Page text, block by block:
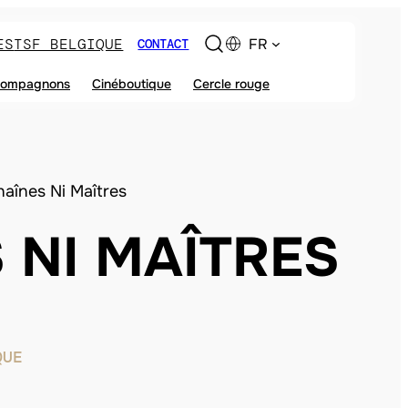
TSF BELGIQUE CONTACT FR
Cinéboutique Cercle rouge
Ni Maîtres
MAÎTRES